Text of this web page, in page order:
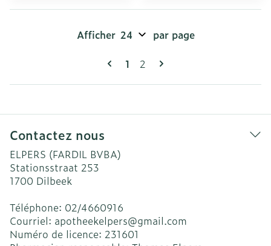
Pages
Vous lisez actuellement la
1 Page
2
Afficher par page
Contactez nous
ELPERS (FARDIL BVBA)
Stationsstraat 253
1700 Dilbeek
Téléphone: 02/4660916
Courriel: apotheekelpers@gmail.com
Numéro de licence: 231601